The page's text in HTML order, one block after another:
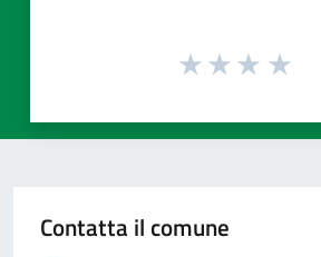
Contatta il comune